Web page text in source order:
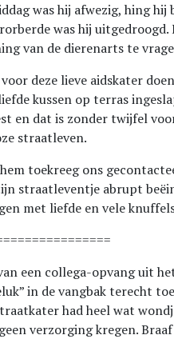
was hij afwezig, hing
was hij uitgedroogd.
van de dierenarts te
deze lieve aidskater
kussen op terras
en dat is zonder twijfel
straatleven.
toekreeg ons
straatleventje abrupt
met liefde en vele
een collega-opvang uit
in de vangbak terecht
had heel wat
verzorging kregen.